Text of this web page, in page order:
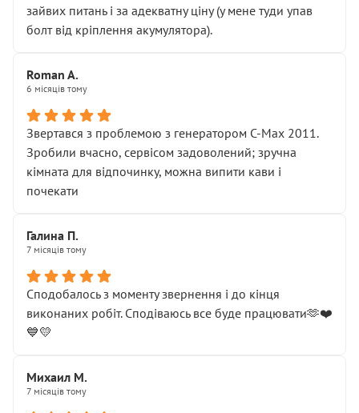
зайвих питань і за адекватну ціну (у мене туди упав
болт від кріплення акумулятора).
Roman A.
6 місяців тому
Звертався з проблемою з генератором C-Max 2011.
Зробили вчасно, сервісом задоволений; зручна
кімната для відпочинку, можна випити кави і
почекати
Галина П.
7 місяців тому
Сподобалось з моменту звернення і до кінця
виконаних робіт. Сподіваюсь все буде працювати🫶❤️
💙💛
Михаил М.
7 місяців тому